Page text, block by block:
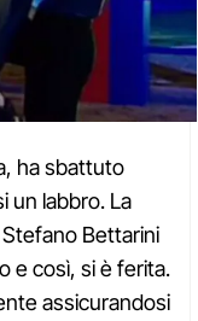
ha sbattuto
un labbro. La
Bettarini
e così, si è ferita.
assicurandosi